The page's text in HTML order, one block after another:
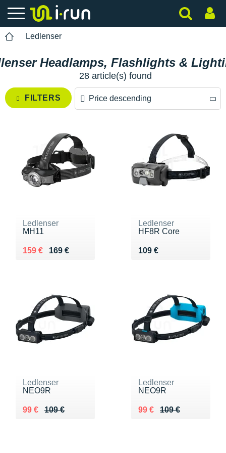
Ledlenser
Headlamps, Flashlights &
28 article(s) found
FILTERS Price descending
Price ascending
Ledlenser
MH11
169 €
Au lieu de 169 €
159 €
Vendu 159 €
Ledlenser
HF8R Core
109 €
Vendu 109 €
Ledlenser
NEO9R
109 €
Au lieu de 109 €
99 €
Vendu 99 €
Ledlenser
NEO9R
109 €
Au lieu de 109 €
99 €
Vendu 99 €